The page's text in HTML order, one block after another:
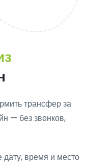
трансфер за
— без звонков,
дату, время и место